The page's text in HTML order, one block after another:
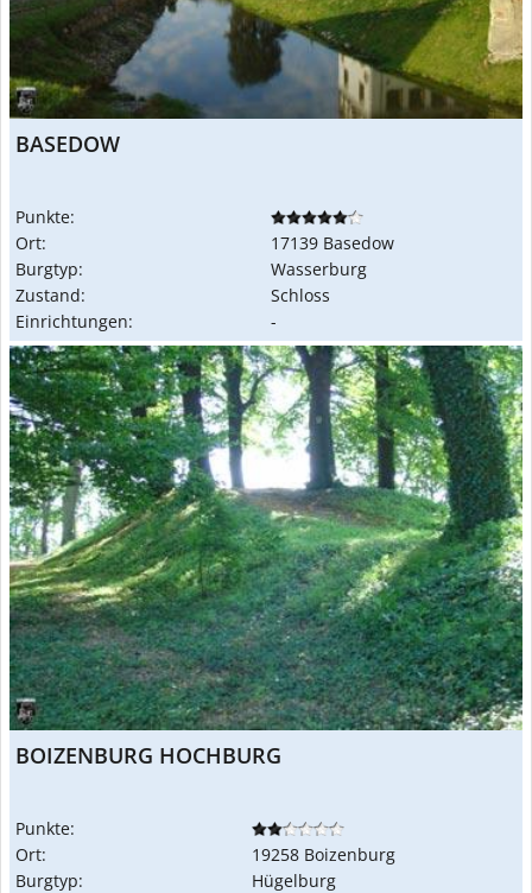
BASEDOW
Punkte:
Ort:
17139 Basedow
Burgtyp:
Wasserburg
Zustand:
Schloss
Einrichtungen:
-
BOIZENBURG HOCHBURG
Punkte:
Ort:
19258 Boizenburg
Burgtyp:
Hügelburg